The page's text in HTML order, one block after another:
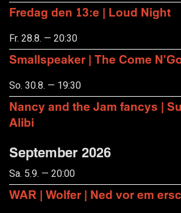
Fredag den 13:e | Loud Night
Fr. 28.8. — 20:30
Smallspeaker | The Come
So. 30.8. — 19:30
Nancy and the Jam fancys |
Alibi
September 2026
Sa. 5.9. — 20:00
WAR | Wolfer | Ned vor em